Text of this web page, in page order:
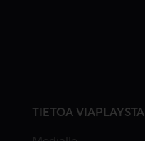
TIETOA VIAPLAYSTA